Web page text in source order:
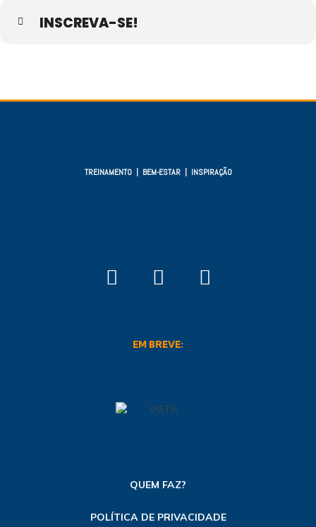
INSCREVA-SE!
TREINAMENTO | BEM-ESTAR | INSPIRAÇÃO
EM BREVE:
QUEM FAZ?
POLÍTICA DE PRIVACIDADE